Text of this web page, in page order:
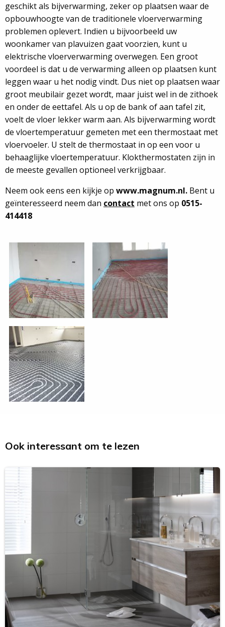
geschikt als bijverwarming, zeker op plaatsen waar de
opbouwhoogte van de traditionele vloerverwarming
problemen oplevert. Indien u bijvoorbeeld uw
woonkamer van plavuizen gaat voorzien, kunt u
elektrische vloerverwarming overwegen. Een groot
voordeel is dat u de verwarming alleen op plaatsen kunt
leggen waar u het nodig vindt. Dus niet op plaatsen waar
groot meubilair gezet wordt, maar juist wel in de zithoek
en onder de eettafel. Als u op de bank of aan tafel zit,
voelt de vloer lekker warm aan. Als bijverwarming wordt
de vloertemperatuur gemeten met een thermostaat met
vloervoeler. U stelt de thermostaat in op een voor u
behaaglijke vloertemperatuur. Klokthermostaten zijn in
de meeste gevallen optioneel verkrijgbaar.
Neem ook eens een kijkje op www.magnum.nl. Bent u
geïnteresseerd neem dan contact met ons op 0515-
414418
Ook interessant om te lezen